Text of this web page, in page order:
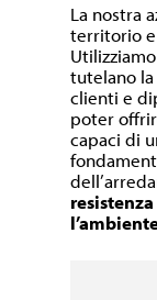
La nostra
territorio
tutelano
clienti e
poter
capaci di